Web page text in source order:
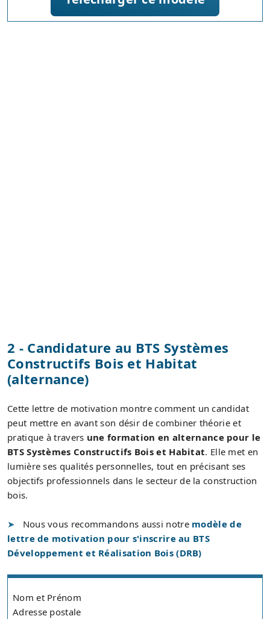
2 - Candidature au BTS Systèmes
Constructifs Bois et Habitat
(alternance)
Cette lettre de motivation montre comment un candidat
peut mettre en avant son désir de combiner théorie et
pratique à travers une formation en alternance pour le
BTS Systèmes Constructifs Bois et Habitat. Elle met en
lumière ses qualités personnelles, tout en précisant ses
objectifs professionnels dans le secteur de la construction
bois.
Nous vous recommandons aussi notre modèle de
lettre de motivation pour s'inscrire au BTS
Développement et Réalisation Bois (DRB)
Nom et Prénom
Adresse postale